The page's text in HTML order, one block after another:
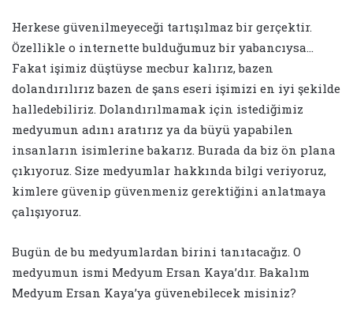
Herkese güvenilmeyeceği tartışılmaz bir gerçektir.
Özellikle o internette bulduğumuz bir yabancıysa…
Fakat işimiz düştüyse mecbur kalırız, bazen
dolandırılırız bazen de şans eseri işimizi en iyi şekilde
halledebiliriz. Dolandırılmamak için istediğimiz
medyumun adını aratırız ya da büyü yapabilen
insanların isimlerine bakarız. Burada da biz ön plana
çıkıyoruz. Size medyumlar hakkında bilgi veriyoruz,
kimlere güvenip güvenmeniz gerektiğini anlatmaya
çalışıyoruz.
Bugün de bu medyumlardan birini tanıtacağız. O
medyumun ismi Medyum Ersan Kaya’dır. Bakalım
Medyum Ersan Kaya’ya güvenebilecek misiniz?